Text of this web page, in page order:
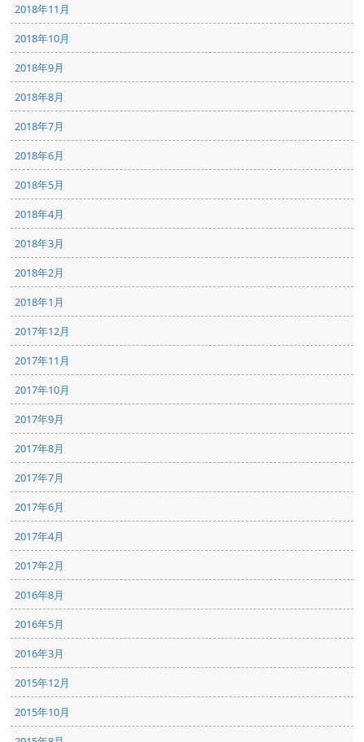
2018年11月
2018年10月
2018年9月
2018年8月
2018年7月
2018年6月
2018年5月
2018年4月
2018年3月
2018年2月
2018年1月
2017年12月
2017年11月
2017年10月
2017年9月
2017年8月
2017年7月
2017年6月
2017年4月
2017年2月
2016年8月
2016年5月
2016年3月
2015年12月
2015年10月